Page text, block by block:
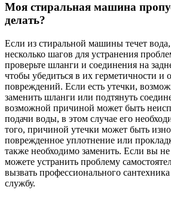
Моя стиральная машина
делать?
Если из стиральной машины течет
несколько шагов для устранения
проверьте шланги и соединения на
чтобы убедиться в их герметичности и
повреждений. Если есть утечки,
заменить шланги или подтянуть
возможной причиной может быть
подачи воды, в этом случае его
того, причиной утечки может быть
поврежденное уплотнение или
также необходимо заменить. Если вы
можете устранить проблему
вызвать профессионального
службу.